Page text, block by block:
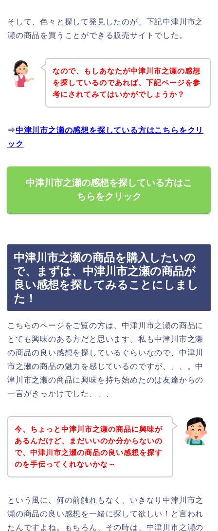
そして、色々と探して発見したのが、下記中津川市之
瀬の商品を買うことができる販売サイトでした。
なので、もしあなたが中津川市之瀬の感想
を探しているのであれば、下記ページを参
考にされてみてはいかがでしょうか？
⇒中津川市之瀬の感想を探している方はこちらをクリ
ック
中津川市之瀬の感想を探している方はこ
ちらをクリック
中津川市之瀬の商品を購入したいの
で、まずは、中津川市之瀬の商品が
良い感想を探してみることにしまし
た！
こちらのページをご覧の方は、中津川市之瀬の商品に
とても興味のある方だと思います。私も中津川市之瀬
の商品の良い感想を探しているぐらいなので、中津川
市之瀬の商品の魅力を感じているのですが、、、。中
津川市之瀬の商品に興味を持ち始めたのは友達からの
一言がきっかけでした、、、
今、ちょっと中津川市之瀬の商品に興味が
あるんだけど、まだいいのか分からないの
で、中津川市之瀬の商品の良い感想を探す
のを手伝ってくれないかな～
という風に、何の前触れもなく、いきなり中津川市之
瀬の商品の良い感想を一緒に探して欲しい！と言われ
たんですよね。もちろん、その時は、中津川市之瀬の